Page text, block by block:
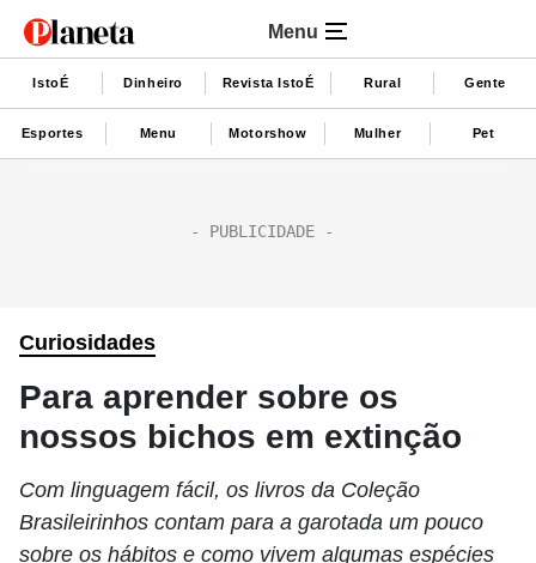
Menu
IstoÉ Dinheiro Revista IstoÉ Rural Gente
Esportes Menu Motorshow Mulher Pet
Curiosidades
Para aprender sobre os
nossos bichos em extinção
Com linguagem fácil, os livros da Coleção
Brasileirinhos contam para a garotada um pouco
sobre os hábitos e como vivem algumas espécies